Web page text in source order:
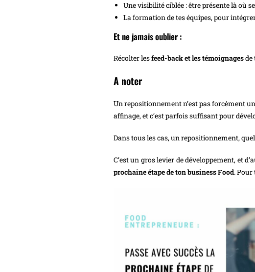
Une visibilité ciblée : être présente là où
La formation de tes équipes, pour
Et ne jamais oublier :
Récolter lesfeed-back et les témoignagesde
A noter
Un repositionnement n’est pas forcément
affinage, et c’est parfois suffisant pour
Dans tous les cas, un repositionnement,
C’est un gros levier de développement, et
prochaine étape de ton business Food. Pour